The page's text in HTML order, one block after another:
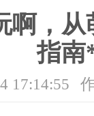
，
指
17:14:55